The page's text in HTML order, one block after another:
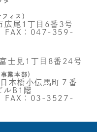
ィス）
尾1丁目6番3号
：047-359-
士見1丁目8番24号
業本部）
本橋小伝馬町７番
ルB1階
：03-3527-